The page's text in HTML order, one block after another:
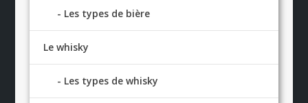
Les types de bière
Le whisky
Les types de whisky